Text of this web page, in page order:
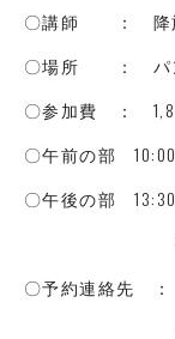
〇講師 ： 降旗
〇場所 ： パン
〇参加費 ：
〇午前の部
〇午後の部
＊各部
〇予約連絡先 ：
＊予約希望